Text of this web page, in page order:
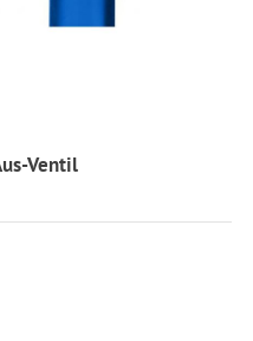
Ventil